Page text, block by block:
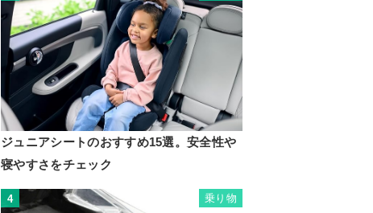
ジュニアシートのおすすめ15選。安全性や
寝やすさをチェック
4 乗り物